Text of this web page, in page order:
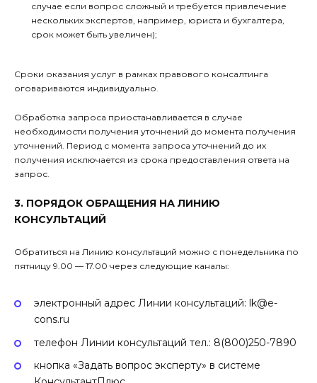
случае если вопрос сложный и требуется привлечение
нескольких экспертов, например, юриста и бухгалтера,
срок может быть увеличен);
Сроки оказания услуг в рамках правового консалтинга
оговариваются индивидуально.
Обработка запроса приостанавливается в случае
необходимости получения уточнений до момента получения
уточнений. Период с момента запроса уточнений до их
получения исключается из срока предоставления ответа на
запрос.
3. ПОРЯДОК ОБРАЩЕНИЯ НА ЛИНИЮ
КОНСУЛЬТАЦИЙ
Обратиться на Линию консультаций можно с понедельника по
пятницу 9.00 — 17.00 через следующие каналы:
электронный адрес Линии консультаций: lk@e-
cons.ru
телефон Линии консультаций тел.: 8(800)250-7890
кнопка «Задать вопрос эксперту» в системе